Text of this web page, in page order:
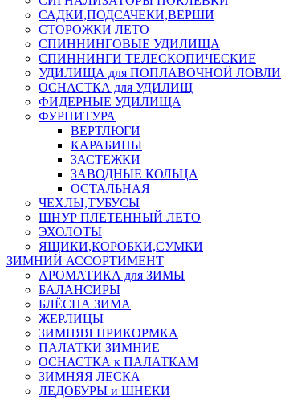
САДКИ,ПОДСАЧЕКИ,ВЕРШИ
СТОРОЖКИ ЛЕТО
СПИННИНГОВЫЕ УДИЛИЩА
СПИННИНГИ ТЕЛЕСКОПИЧЕСКИЕ
УДИЛИЩА для ПОПЛАВОЧНОЙ ЛОВЛИ
ОСНАСТКА для УДИЛИЩ
ФИДЕРНЫЕ УДИЛИЩА
ФУРНИТУРА
ВЕРТЛЮГИ
КАРАБИНЫ
ЗАСТЕЖКИ
ЗАВОДНЫЕ КОЛЬЦА
ОСТАЛЬНАЯ
ЧЕХЛЫ,ТУБУСЫ
ШНУР ПЛЕТЕННЫЙ ЛЕТО
ЭХОЛОТЫ
ЯЩИКИ,КОРОБКИ,СУМКИ
ЗИМНИЙ АССОРТИМЕНТ
АРОМАТИКА для ЗИМЫ
БАЛАНСИРЫ
БЛЁСНА ЗИМА
ЖЕРЛИЦЫ
ЗИМНЯЯ ПРИКОРМКА
ПАЛАТКИ ЗИМНИЕ
ОСНАСТКА к ПАЛАТКАМ
ЗИМНЯЯ ЛЕСКА
ЛЕДОБУРЫ и ШНЕКИ